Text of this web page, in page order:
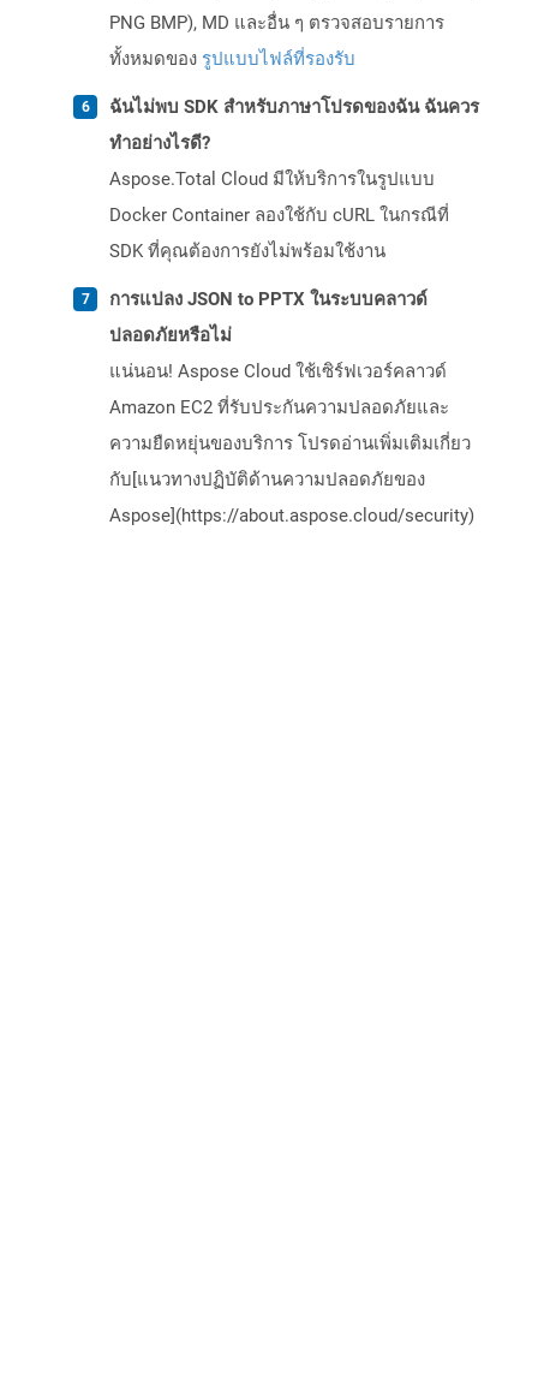
PNG BMP), MD และอื่น ๆ ตรวจสอบรายการ
ทั้งหมดของ รูปแบบไฟล์ที่รองรับ
ฉันไม่พบ SDK สำหรับภาษาโปรดของฉัน ฉันควร
ทำอย่างไรดี?
Aspose.Total Cloud มีให้บริการในรูปแบบ
Docker Container ลองใช้กับ cURL ในกรณีที่
SDK ที่คุณต้องการยังไม่พร้อมใช้งาน
การแปลง JSON to PPTX ในระบบคลาวด์
ปลอดภัยหรือไม่
แน่นอน! Aspose Cloud ใช้เซิร์ฟเวอร์คลาวด์
Amazon EC2 ที่รับประกันความปลอดภัยและ
ความยืดหยุ่นของบริการ โปรดอ่านเพิ่มเติมเกี่ยว
กับ[แนวทางปฏิบัติด้านความปลอดภัยของ
Aspose](https://about.aspose.cloud/security)